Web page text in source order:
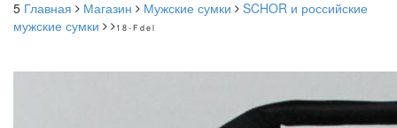
5 Главная Магазин Мужские сумки
SCHOR и российские
мужские сумки
18-Fdel